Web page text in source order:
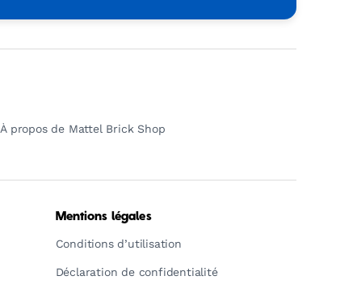
À propos de Mattel Brick Shop
Mentions légales
Conditions d’utilisation
Déclaration de confidentialité